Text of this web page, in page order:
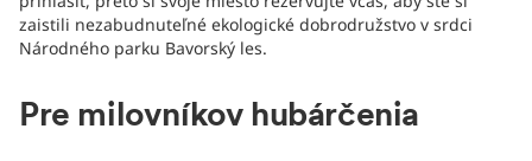
zaistili nezabudnuteľné ekologické dobrodružstvo v srdci
Národného parku Bavorský les.
Pre milovníkov hubárčenia